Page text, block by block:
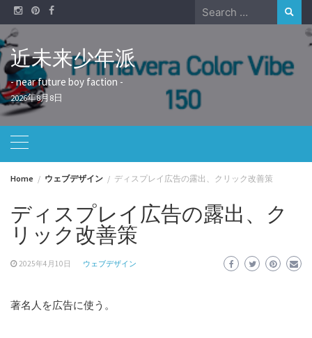
Skip
to
content
Search
for:
近未来少年派
- near future boy faction -
2026年8月8日
Home ウェブデザイン ディスプレイ広告の露出、クリック改善策
ディスプレイ広告の露出、ク
リック改善策
2025年4月10日 ウェブデザイン
著名人を広告に使う。